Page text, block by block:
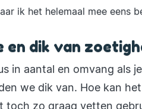
ik het helemaal mee eens
en dik van
in aantal en omvang als
we dik van. Hoe kan
toch zo graag vetten